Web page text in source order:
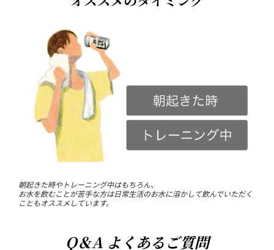
朝起きた時やトレーニング中はもちろん、
お水を飲むことが苦手な方は日常生活のお水に溶かして飲んでいただく
こともオススメしています。
Q＆A よくあるご質問